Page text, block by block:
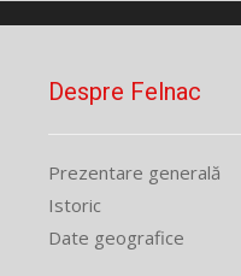
Despre Felnac
Prezentare generală
Istoric
Date geografice